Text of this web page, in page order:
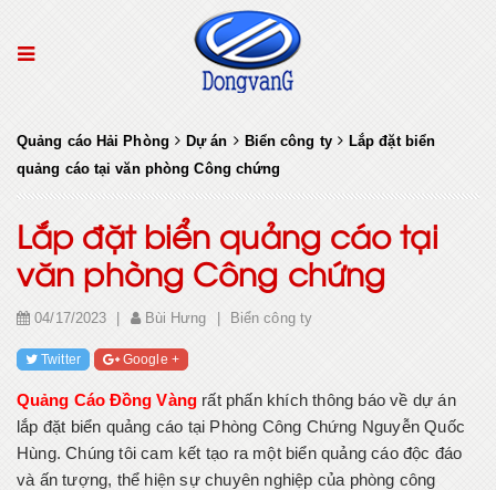
Quảng cáo Hải Phòng Dự án Biển công ty
Lắp đặt biển
quảng cáo tại văn phòng Công chứng
Lắp đặt biển quảng cáo tại
văn phòng Công chứng
04/17/2023 Bùi Hưng Biển công ty
Twitter Google +
Quảng Cáo Đồng Vàngrất phấn khích thông báo về dự án
lắp đặt biển quảng cáo tại Phòng Công Chứng Nguyễn Quốc
Hùng. Chúng tôi cam kết tạo ra một biển quảng cáo độc đáo
và ấn tượng, thể hiện sự chuyên nghiệp của phòng công